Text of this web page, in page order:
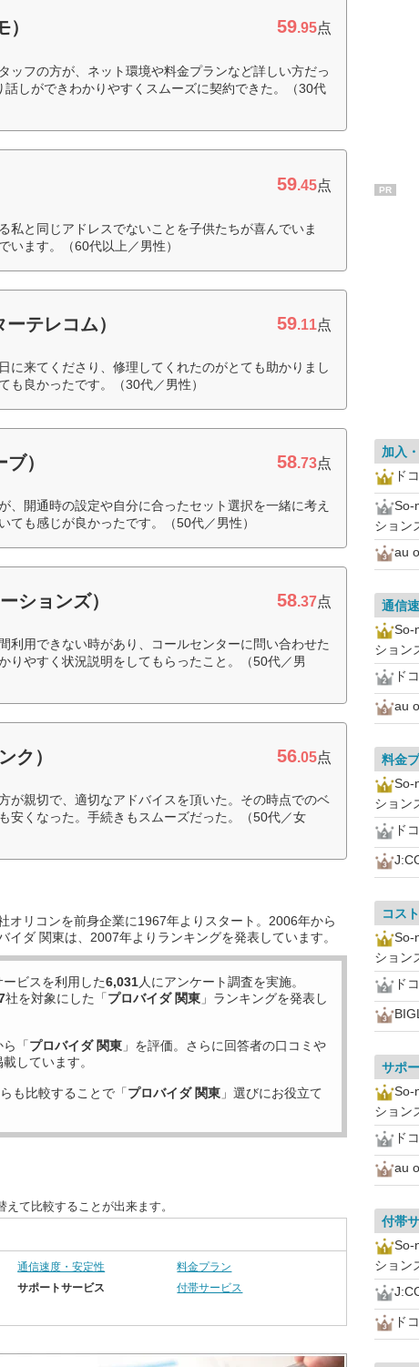
59.95点
ッフの方が、ネット環境や料金プランなど詳しい方だっ
しができわかりやすくスムーズに契約できた。（30代
59.45点
私と同じアドレスでないことを子供たちが喜んでいま
います。（60代以上／男性）
テレコム） 59.11点
に来てくださり、修理してくれたのがとても助かりまし
も良かったです。（30代／男性）
） 58.73点
、開通時の設定や自分に合ったセット選択を一緒に考え
ても感じが良かったです。（50代／男性）
ションズ） 58.37点
利用できない時があり、コールセンターに問い合わせた
りやすく状況説明をしてもらったこと。（50代／男
ク） 56.05点
が親切で、適切なアドバイスを頂いた。その時点でのベ
安くなった。手続きもスムーズだった。（50代／女
オリコンを前身企業に1967年よりスタート。2006年から
イダ 関東は、2007年よりランキングを発表しています。
ビスを利用した6,031人にアンケート調査を実施。
社を対象にした「プロバイダ 関東 」ランキングを発表し
「プロバイダ 関東 」を評価。さらに回答者の口コミや
しています。
も比較することで「プロバイダ 関東 」選びにお役立て
て比較することが出来ます。
通信速度・安定性
料金プラン
サポートサービス
付帯サービス
PR
加入
ド
So-
ション
au
通信
So-
ション
ド
au
料金
So-
ション
ド
コス
So-
ション
ド
サポ
So-
ション
ド
au
付帯
So-
ション
ド